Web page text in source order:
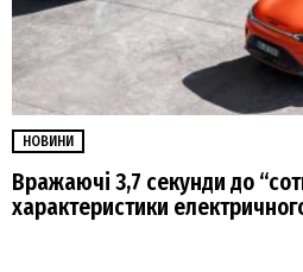
НОВИНИ
Вражаючі 3,7 секунди до
характеристики